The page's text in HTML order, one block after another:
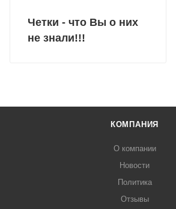
Четки - что Вы о них
не знали!!!
КОМПАНИЯ
О компании
Новости
Политика
Отзывы